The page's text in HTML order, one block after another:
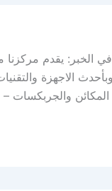
الخبر: يقدم مركزنا
الاجهزة
والجربكسات